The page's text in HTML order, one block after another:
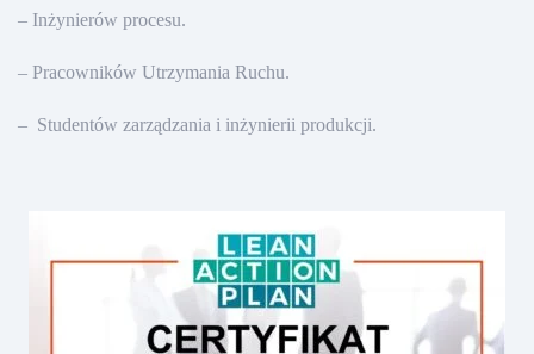
– Inżynierów procesu.
– Pracowników Utrzymania Ruchu.
– Studentów zarządzania i inżynierii produkcji.